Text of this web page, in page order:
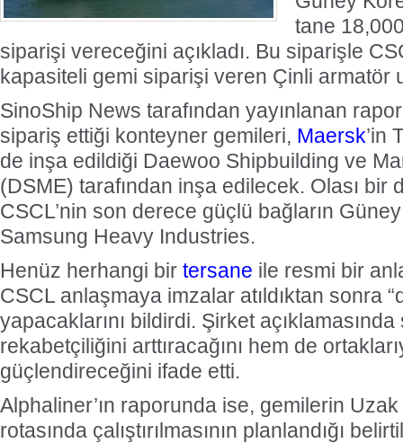
tane
siparişi vereceğini açıkladı. Bu siparişle
kapasiteli gemi siparişi veren Çinli armatör
SinoShip News tarafından yayınlanan
sipariş ettiği konteyner gemileri, Maersk’in
de inşa edildiği Daewoo Shipbuilding ve
(DSME) tarafından inşa edilecek. Olası bir
CSCL’nin son derece güçlü bağların
Samsung Heavy Industries.
Henüz herhangi bir tersane ile resmi bir
CSCL anlaşmaya imzalar atıldıktan sonra
yapacaklarını bildirdi. Şirket
rekabetçiliğini arttıracağını hem de
güçlendireceğini ifade etti.
Alphaliner’ın raporunda ise, gemilerin
rotasında çalıştırılmasının planlandığı